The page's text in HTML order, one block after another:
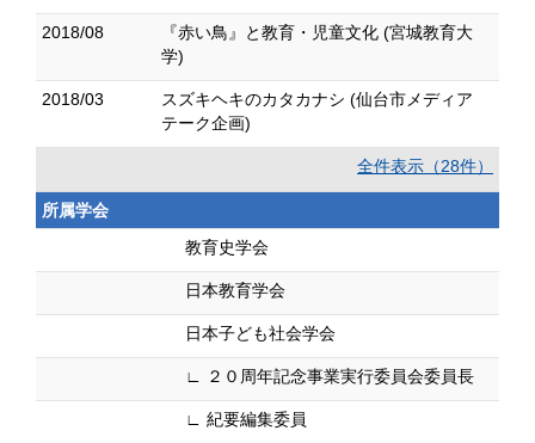
2018/08
『赤い鳥』と教育・児童文化 (宮城教育大
学)
2018/03
スズキヘキのカタカナシ (仙台市メディア
テーク企画)
全件表示（28件）
所属学会
教育史学会
日本教育学会
日本子ども社会学会
∟ ２０周年記念事業実行委員会委員長
∟ 紀要編集委員